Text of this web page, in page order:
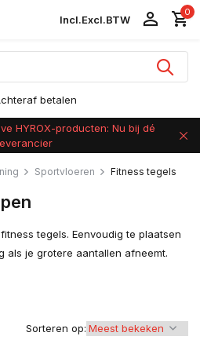
Incl.Excl.BTW
0
betalen
HYROX-producten: Nu bij dé
Sportvloeren Fitness tegels
tegels. Eenvoudig te plaatsen
als je grotere aantallen afneemt.
Sorteren op: